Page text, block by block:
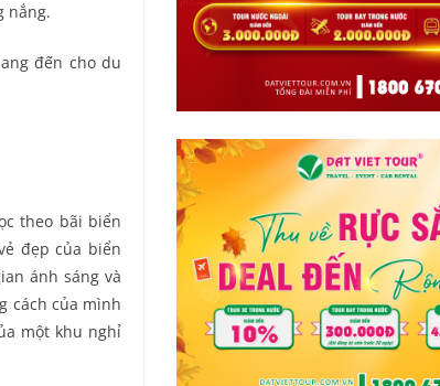
nắng.
đến cho du
theo bãi biển
đẹp của biển
ánh sáng và
cách của mình
một khu nghỉ